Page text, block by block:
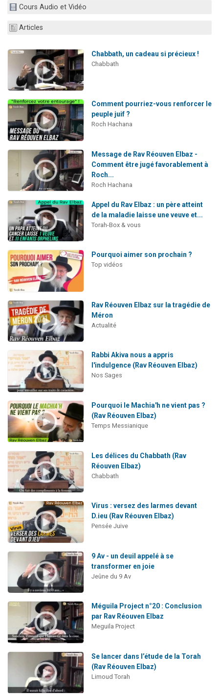
Il reste 49 places pour étudier en groupe sur Zoom
2 personnes viennent de nous rejoindre sur WhatsApp
Cours Audio et Vidéo
Articles
Chabbath, un cadeau si précieux !
Chabbath
Comment pourriez-vous renforcer le
peuple juif ?
Roch Hachana
Message de Rav Réouven Elbaz -
Comment être jugé favorablement à
Roch...
Roch Hachana
Appel du Rav Elbaz : un père atteint
de la maladie laisse une veuve et...
Torah-Box & vous
Pourquoi aimer son prochain ?
Top vidéos
Rav Réouven Elbaz sur la tragédie de
Méron
Actualité
Rabbi Akiva nous a appris
l'indulgence (Rav Réouven Elbaz)
Nos Sages
Pourquoi le Machia'h ne vient pas ?
(Rav Réouven Elbaz)
Temps Messianique
Les délices du Chabbath (Rav
Réouven Elbaz)
Chabbath
Virus : versez des larmes devant
D.ieu (Rav Réouven Elbaz)
Pensée Juive
9 Av - un deuil appelé à se
transformer en joie
Jeûne du 9 Av
Méguila Project n°20 : Conclusion
par Rav Réouven Elbaz
Meguila Project
Se lancer dans l’étude de la Torah
(Rav Réouven Elbaz)
Limoud Torah